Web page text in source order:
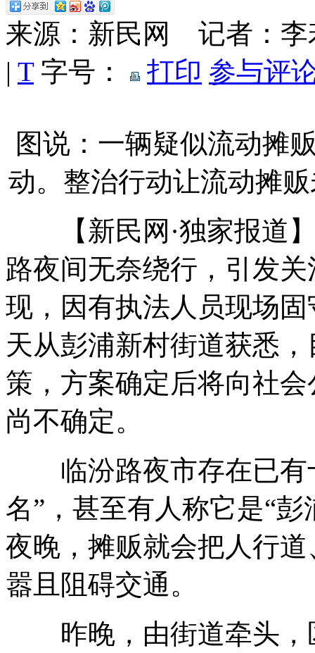
来源：新民网 记者：
| T 字号： 打印 参与评
图说：一辆疑似流动摊
动。整治行动让流动摊
【新民网·独家报道】
路夜间无奈绕行，引发
现，因有执法人员现场
天从彭浦新村街道获悉
策，方案确定后将向社
尚不确定。
临汾路夜市存在已有
名”，甚至有人称它是“
夜晚，摊贩就会把人行
嚣且阻碍交通。
昨晚，由街道牵头，